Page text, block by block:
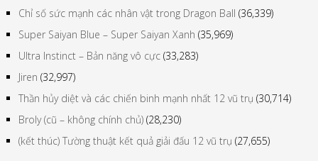
Chỉ số sức mạnh các nhân vật trong Dragon Ball (36,339)
Super Saiyan Blue – Super Saiyan Xanh (35,969)
Ultra Instinct – Bản năng vô cực (33,283)
Jiren (32,997)
Thần hủy diệt và các chiến binh mạnh nhất 12 vũ trụ (30,714)
Broly (cũ – không chính chủ) (28,230)
(kết thúc) Tường thuật kết quả giải đấu 12 vũ trụ (27,655)